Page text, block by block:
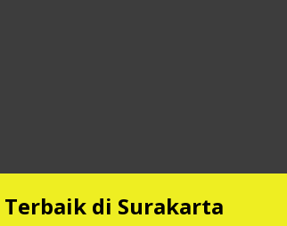
Terbaik di Surakarta